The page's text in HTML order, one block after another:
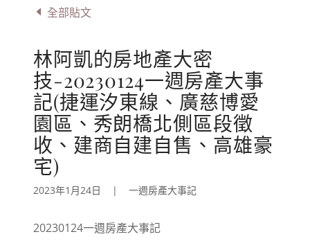
全部貼文
林阿凱的房地產大密
技-20230124一週房產大事
記(捷運汐東線、廣慈博愛
園區、秀朗橋北側區段徵
收、建商自建自售、高雄豪
宅)
2023年1月24日 | 一週房產大事記
20230124一週房產大事記